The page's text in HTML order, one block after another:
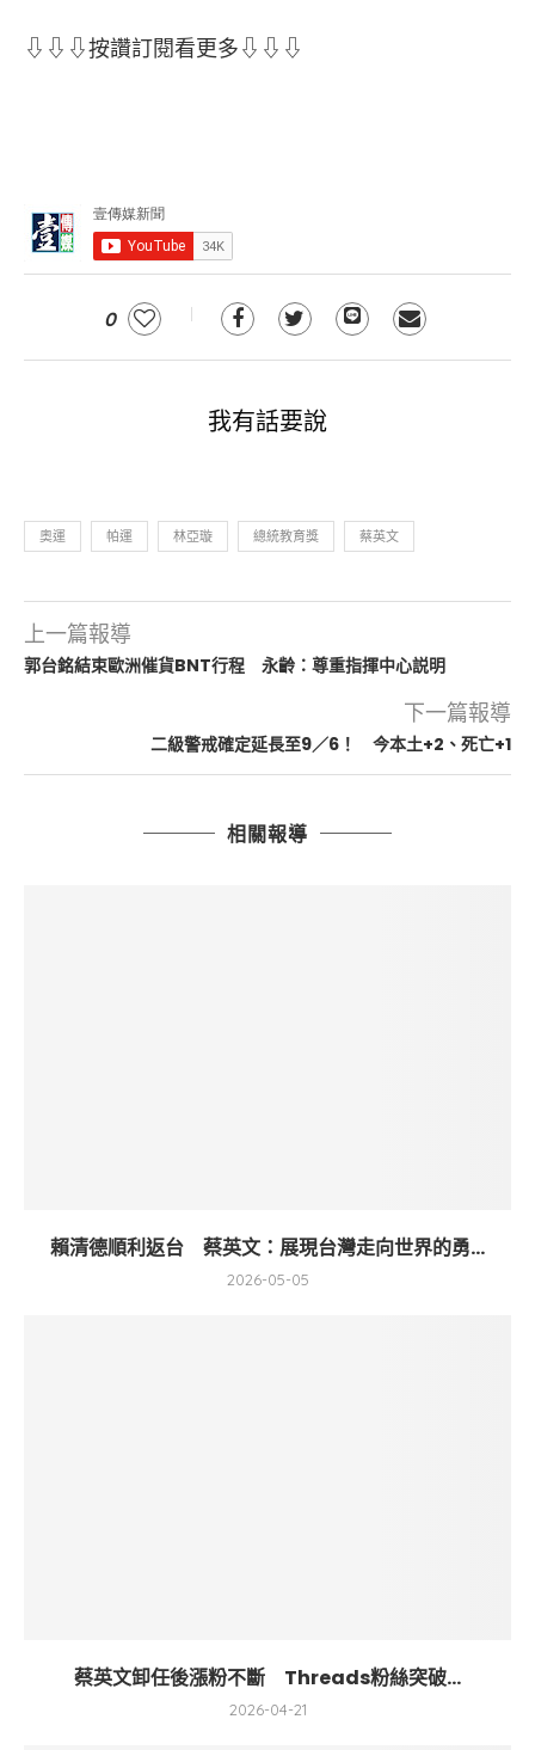
⇩⇩⇩按讚訂閱看更多⇩⇩⇩
0
我有話要說
奧運 帕運 林亞璇 總統教育獎 蔡英文
上一篇報導
郭台銘結束歐洲催貨BNT行程 永齡：尊重指揮中心説明
下一篇報導
二級警戒確定延長至9／6！ 今本土+2、死亡+1
相關報導
賴清德順利返台 蔡英文：展現台灣走向世界的勇...
2026-05-05
蔡英文卸任後漲粉不斷 Threads粉絲突破...
2026-04-21